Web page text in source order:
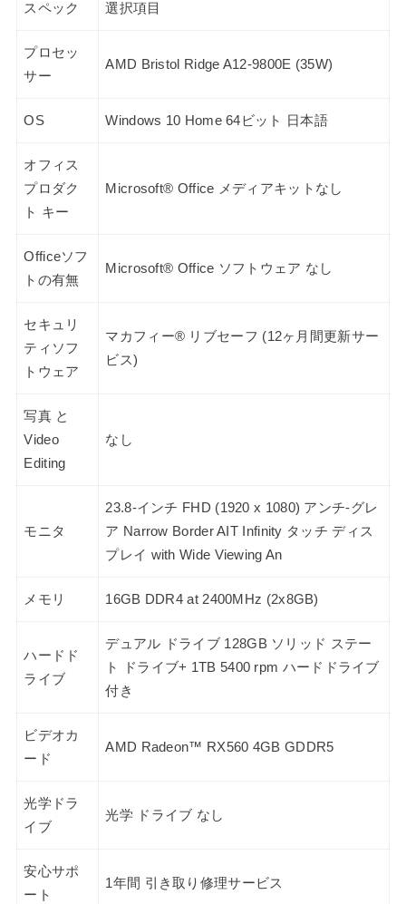
スペック 選択項目
プロセッ
サー
AMD Bristol Ridge A12-9800E (35W)
OS Windows 10 Home 64ビット 日本語
オフィス
プロダク
ト キー
Microsoft® Office メディアキットなし
Officeソフ
トの有無
Microsoft® Office ソフトウェア なし
セキュリ
ティソフ
トウェア
マカフィー® リブセーフ (12ヶ月間更新サー
ビス)
写真 と
Video
Editing
なし
モニタ
23.8-インチ FHD (1920 x 1080) アンチ-グレ
ア Narrow Border AIT Infinity タッチ ディス
プレイ with Wide Viewing An
メモリ 16GB DDR4 at 2400MHz (2x8GB)
ハードド
ライブ
デュアル ドライブ 128GB ソリッド ステー
ト ドライブ+ 1TB 5400 rpm ハードドライブ
付き
ビデオカ
ード
AMD Radeon™ RX560 4GB GDDR5
光学ドラ
イブ
光学 ドライブ なし
安心サポ
ート
1年間 引き取り修理サービス